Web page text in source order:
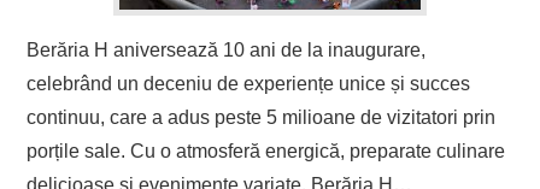
Berăria H aniversează 10 ani de la inaugurare,
celebrând un deceniu de experiențe unice și succes
continuu, care a adus peste 5 milioane de vizitatori prin
porțile sale. Cu o atmosferă energică, preparate culinare
delicioase și evenimente variate, Berăria H…